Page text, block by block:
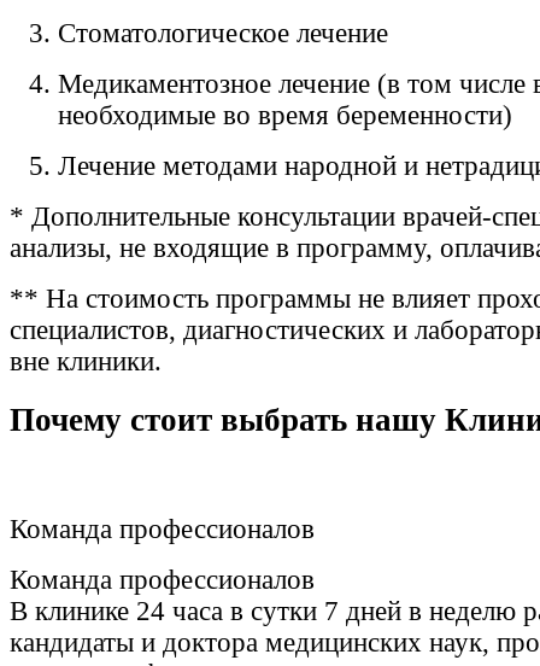
Стоматологическое лечение
Медикаментозное лечение (в том числе
необходимые во время беременности)
Лечение методами народной и
* Дополнительные консультации врачей-
анализы, не входящие в программу,
** На стоимость программы не влияет
специалистов, диагностических и
вне клиники.
Почему стоит выбрать нашу
Команда профессионалов
Команда профессионалов
В клинике 24 часа в сутки 7 дней в неделю
кандидаты и доктора медицинских наук,